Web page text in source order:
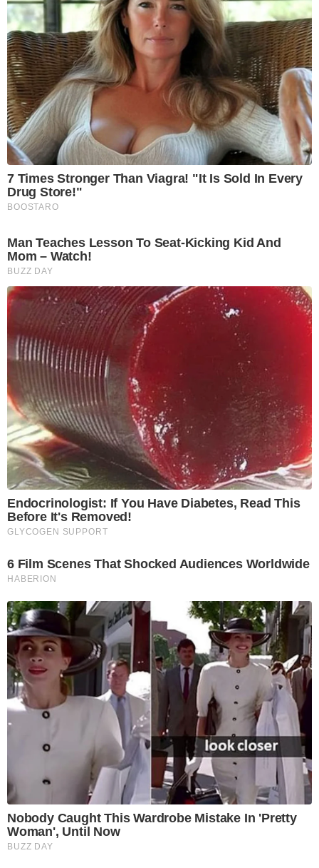
7 Times Stronger Than Viagra! "It Is Sold In Every
Drug Store!"
BOOSTARO
Man Teaches Lesson To Seat-Kicking Kid And
Mom – Watch!
BUZZ DAY
Endocrinologist: If You Have Diabetes, Read This
Before It's Removed!
GLYCOGEN SUPPORT
6 Film Scenes That Shocked Audiences Worldwide
HABERION
Nobody Caught This Wardrobe Mistake In 'Pretty
Woman', Until Now
BUZZ DAY